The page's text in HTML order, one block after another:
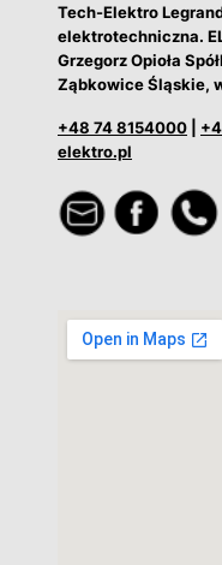
Tech-Elektro
elektrotechniczna.
Grzegorz Opioła
Ząbkowice Śląskie,
+48 74 8154000
elektro.pl